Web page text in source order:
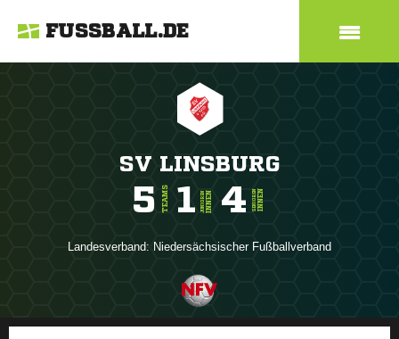
FUSSBALL.DE
SV LINSBURG
5 TEAMS 1 JUNIORENINNEN 4 SENIORENINNEN
Landesverband: Niedersächsischer Fußballverband
ANZEIGE